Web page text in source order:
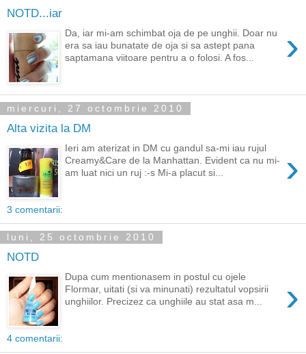
NOTD...iar
›
Da, iar mi-am schimbat oja de pe unghii. Doar nu
era sa iau bunatate de oja si sa astept pana
saptamana viitoare pentru a o folosi. A fos...
miercuri, 27 octombrie 2010
Alta vizita la DM
›
Ieri am aterizat in DM cu gandul sa-mi iau rujul
Creamy&Care de la Manhattan. Evident ca nu mi-
am luat nici un ruj :-s Mi-a placut si...
3 comentarii:
luni, 25 octombrie 2010
NOTD
›
Dupa cum mentionasem in postul cu ojele
Flormar, uitati (si va minunati) rezultatul vopsirii
unghiilor. Precizez ca unghiile au stat asa m...
4 comentarii: